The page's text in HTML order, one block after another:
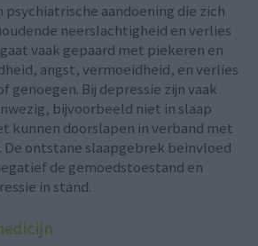
psychiatrische aandoening die zich
neerslachtigheid en verlies
vaak gepaard met piekeren en
angst, vermoeidheid, en verlies
genoegen. Bij depressie zijn vaak
bijvoorbeeld niet in slaap
kunnen doorslapen in verband met
De ontstane slaapgebrek beinvloed
de gemoedstoestand en
in stand.